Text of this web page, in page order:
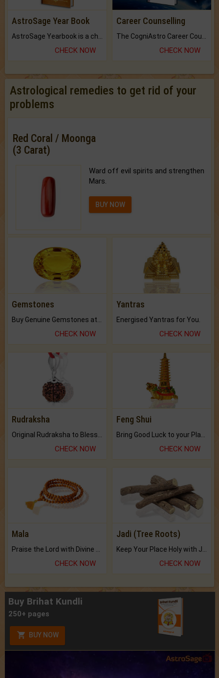
AstroSage Year Book
CHECK NOW
Career Counselling
CHECK NOW
Astrological remedies to get rid of your
problems
Red Coral / Moonga
(3 Carat)
Ward off evil spirits and strengthen
Mars.
BUY NOW
Gemstones
CHECK NOW
Yantras
Energised Yantras for You.
CHECK NOW
Rudraksha
CHECK NOW
Feng Shui
CHECK NOW
Mala
Praise the Lord with Divine Energies of Mala.
CHECK NOW
Jadi (Tree Roots)
Keep Your Place Holy with Jadi.
CHECK NOW
Buy Brihat Kundli
250+ pages
BUY NOW